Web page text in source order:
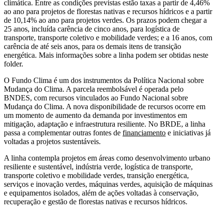
climática. Entre as condições previstas estão taxas a partir de 4,46%
ao ano para projetos de florestas nativas e recursos hídricos e a partir
de 10,14% ao ano para projetos verdes. Os prazos podem chegar a
25 anos, incluída carência de cinco anos, para logística de
transporte, transporte coletivo e mobilidade verdes; e a 16 anos, com
carência de até seis anos, para os demais itens de transição
energética. Mais informações sobre a linha podem ser obtidas neste
folder.
O Fundo Clima é um dos instrumentos da Política Nacional sobre
Mudança do Clima. A parcela reembolsável é operada pelo
BNDES, com recursos vinculados ao Fundo Nacional sobre
Mudança do Clima. A nova disponibilidade de recursos ocorre em
um momento de aumento da demanda por investimentos em
mitigação, adaptação e infraestrutura resiliente. No BRDE, a linha
passa a complementar outras fontes de financiamento e iniciativas já
voltadas a projetos sustentáveis.
A linha contempla projetos em áreas como desenvolvimento urbano
resiliente e sustentável, indústria verde, logística de transporte,
transporte coletivo e mobilidade verdes, transição energética,
serviços e inovação verdes, máquinas verdes, aquisição de máquinas
e equipamentos isolados, além de ações voltadas à conservação,
recuperação e gestão de florestas nativas e recursos hídricos.